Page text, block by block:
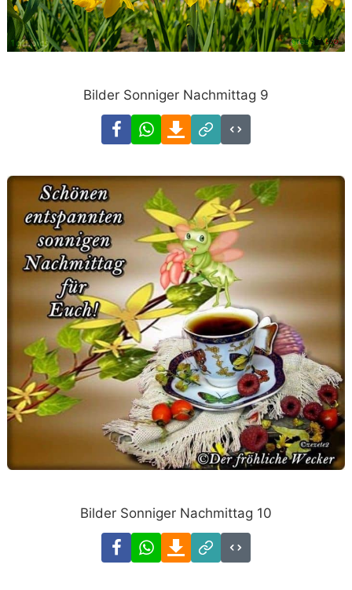
Bilder Sonniger Nachmittag 9
FacebookWhatsAppDownload
Link
Code
Bilder Sonniger Nachmittag 10
FacebookWhatsAppDownload
Link
Code